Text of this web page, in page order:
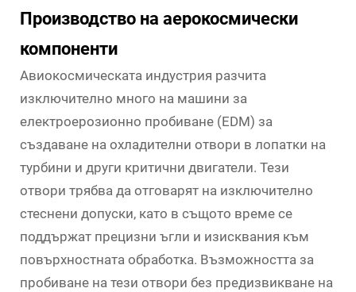
Производство на аерокосмически
компоненти
Авиокосмическата индустрия разчита
изключително много на машини за
електроерозионно пробиване (EDM) за
създаване на охладителни отвори в лопатки на
турбини и други критични двигатели. Тези
отвори трябва да отговарят на изключително
стеснени допуски, като в същото време се
поддържат прецизни ъгли и изисквания към
повърхностната обработка. Възможността за
пробиване на тези отвори без предизвикване на